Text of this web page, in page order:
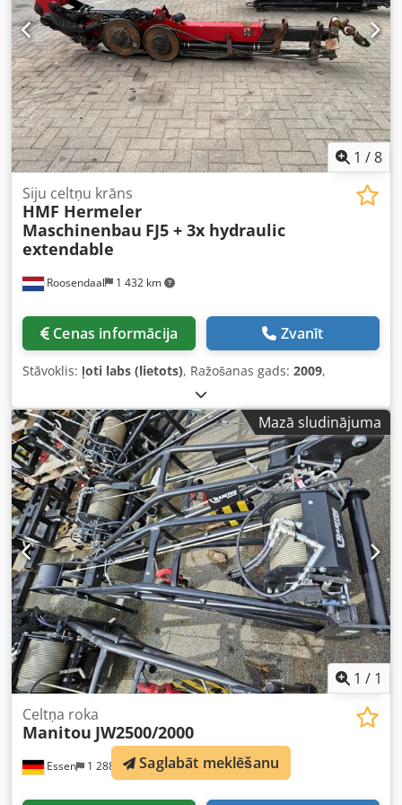
1 /8
Roosendaal 1 432 km
Siju celtņu krāns
HMF Hermeler
Maschinenbau FJ5 + 3x hydraulic
extendable
Cenas informācija Zvanīt
Stāvoklis: ļoti labs (lietots), Ražošanas gads: 2009,
Mazā sludinājuma
1 / 1
Essen 1 288 km
Celtņa roka
Manitou JW2500/2000
Saglabāt meklēšanu